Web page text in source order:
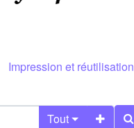
Impression et réutilisation
Tout